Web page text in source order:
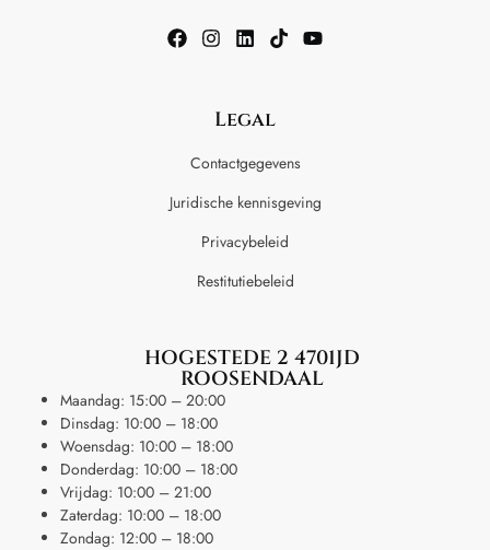
Legal
Contactgegevens
Juridische kennisgeving
Privacybeleid
Restitutiebeleid
HOGESTEDE 2 4701JD
ROOSENDAAL
Maandag: 15:00 – 20:00
Dinsdag: 10:00 – 18:00
Woensdag: 10:00 – 18:00
Donderdag: 10:00 – 18:00
Vrijdag: 10:00 – 21:00
Zaterdag: 10:00 – 18:00
Zondag: 12:00 – 18:00